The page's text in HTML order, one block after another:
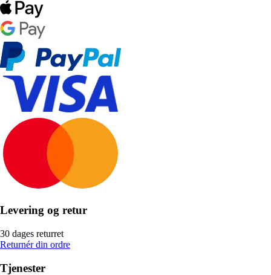
Levering og retur
30 dages returret
Returnér din ordre
Tjenester